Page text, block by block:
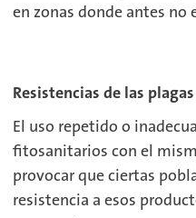
en zonas donde antes no
Resistencias de las plagas
El uso repetido o
fitosanitarios con el
provocar que ciertas
resistencia a esos